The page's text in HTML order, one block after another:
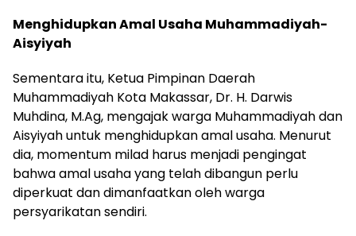
Menghidupkan Amal Usaha Muhammadiyah-
Aisyiyah
Sementara itu, Ketua Pimpinan Daerah
Muhammadiyah Kota Makassar, Dr. H. Darwis
Muhdina, M.Ag, mengajak warga Muhammadiyah dan
Aisyiyah untuk menghidupkan amal usaha. Menurut
dia, momentum milad harus menjadi pengingat
bahwa amal usaha yang telah dibangun perlu
diperkuat dan dimanfaatkan oleh warga
persyarikatan sendiri.